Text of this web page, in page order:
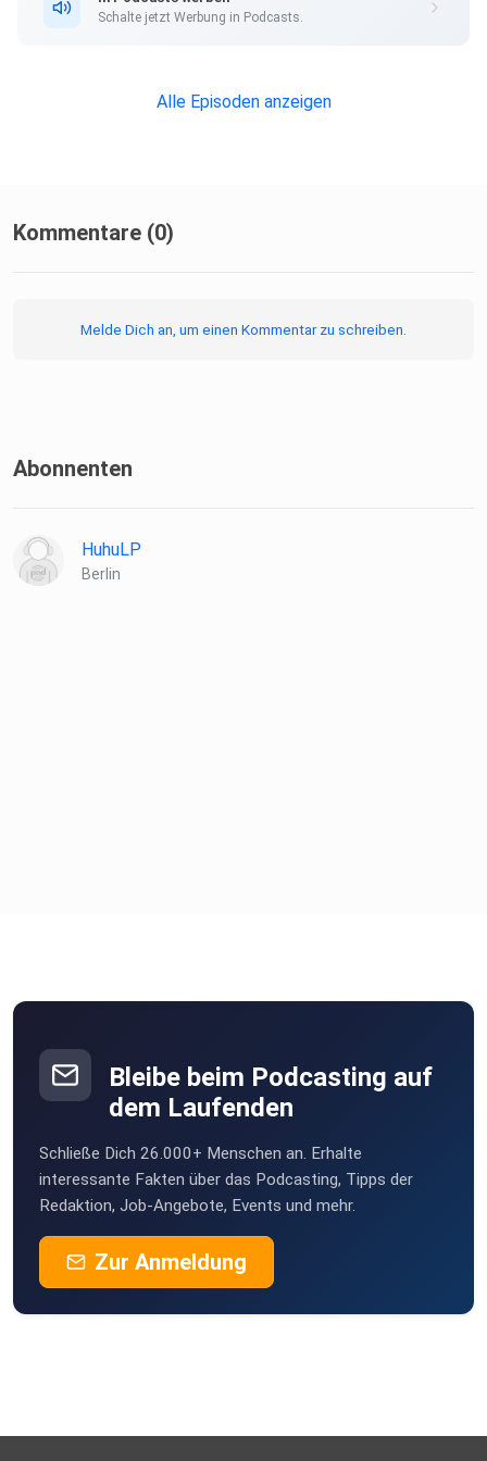
https://www.instagram.com/ichbinglueck
Schalte jetzt Werbung in Podcasts.
Alle Episoden anzeigen
Kommentare (0)
Melde Dich an, um einen Kommentar zu schreiben.
Abonnenten
HuhuLP
Berlin
Bleibe beim Podcasting auf
dem Laufenden
Schließe Dich 26.000+ Menschen an. Erhalte
interessante Fakten über das Podcasting, Tipps der
Redaktion, Job-Angebote, Events und mehr.
Zur Anmeldung